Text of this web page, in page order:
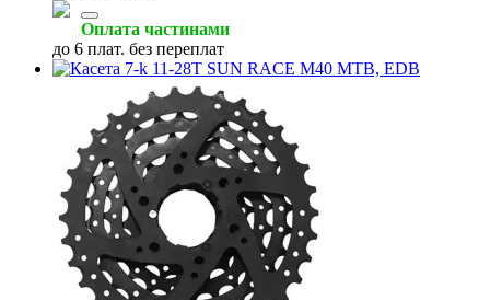
Оплата частинами
до 6 плат. без переплат